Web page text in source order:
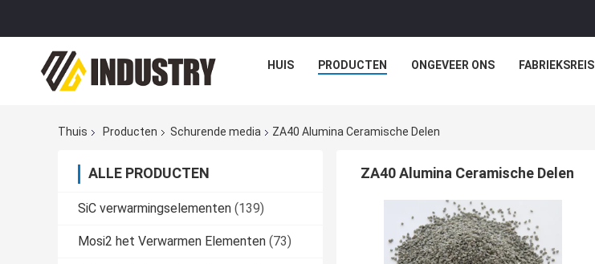
HUIS PRODUCTEN ONGEVEER ONS FABRIEKSREIS
Thuis Producten Schurende media ZA40 Alumina Ceramische Delen
ALLE PRODUCTEN
SiC verwarmingselementen (139)
Mosi2 het Verwarmen Elementen (73)
ZA40 Alumina Ceramische Delen